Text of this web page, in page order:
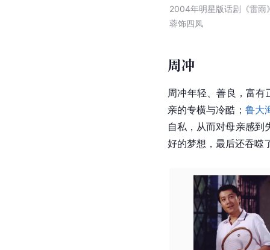
2004年明星版话剧《雷雨
蓉饰四凤
周冲
周冲年轻、善良，富有
亲的专横与冷酷； 鲁大
自私，从而对母亲感到
好的梦想，最后还吞噬